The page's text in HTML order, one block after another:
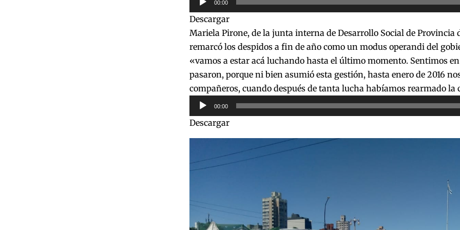
de
audio
00:00
Descargar
Mariela Pirone, de la junta interna de Desarrollo Social de Provincia
remarcó los despidos a fin de año como un modus operandi del
«vamos a estar acá luchando hasta el último momento. Sentimos
pasaron, porque ni bien asumió esta gestión, hasta enero de 2016
compañeros, cuando después de tanta lucha habíamos rearmado la
Reproductor
de
audio
00:00
Descargar